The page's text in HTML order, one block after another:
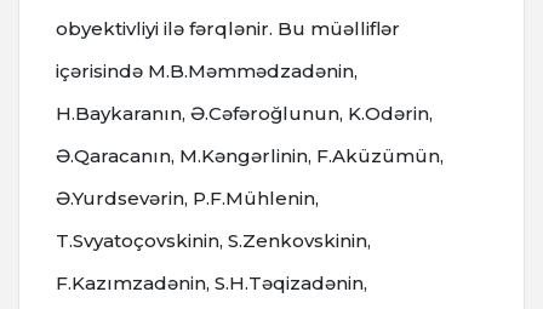
obyektivliyi ilə fərqlənir. Bu müəlliflər
içərisində M.B.Məmmədzadənin,
H.Baykaranın, Ə.Cəfəroğlunun, K.Odərin,
Ə.Qaracanın, M.Kəngərlinin, F.Aküzümün,
Ə.Yurdsevərin, P.F.Mühlenin,
T.Svyatoçovskinin, S.Zenkovskinin,
F.Kazımzadənin, S.H.Təqizadənin,